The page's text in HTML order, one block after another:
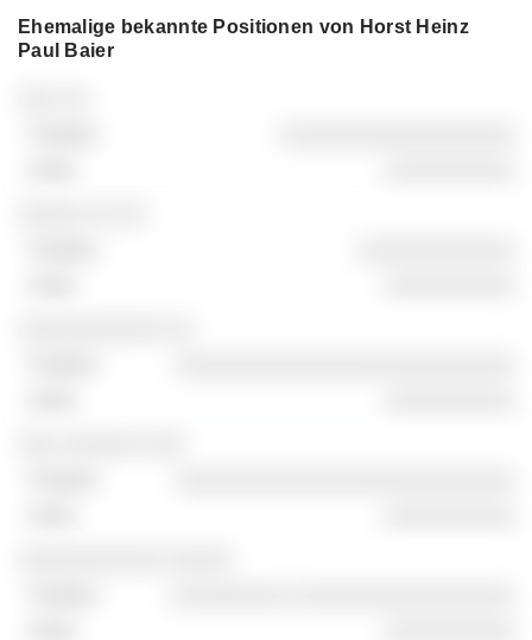
Ehemalige bekannte Positionen von Horst Heinz
Paul Baier